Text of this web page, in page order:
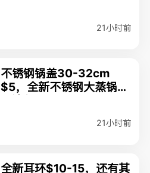
21小时前
不锈钢锅盖30-32cm
$5，全新不锈钢大蒸锅，
21小时前
全新耳环$10-15，还有其